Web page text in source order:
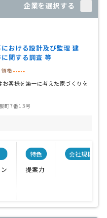
企業を選択する
おける設計及び監理 建
関する調査 等
価格 -----
お客様を第一に考えた家づくりを
町7番13号
特色
提案力
会社規模